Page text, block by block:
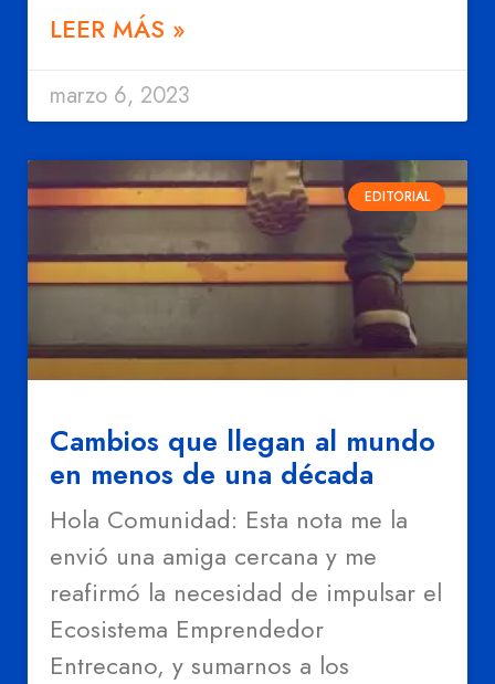
LEER MÁS »
marzo 6, 2023
EDITORIAL
Cambios que llegan al mundo
en menos de una década
Hola Comunidad: Esta nota me la
envió una amiga cercana y me
reafirmó la necesidad de impulsar el
Ecosistema Emprendedor
Entrecano, y sumarnos a los